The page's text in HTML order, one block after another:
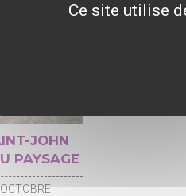
JOHN
PAYSAGE
Ce site utilise